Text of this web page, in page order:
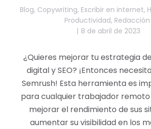
Blog, Copywriting, Escribir en internet,
Productividad, Redacción
8 de abril de 2023
¿Quieres mejorar tu estrategia
digital y SEO? ¡Entonces
Semrush! Esta herramienta es
para cualquier trabajador remoto
mejorar el rendimiento de sus
aumentar su visibilidad en los